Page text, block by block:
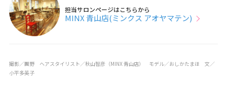
担当サロンページはこちらから
MINX 青山店(ミンクス アオヤマテン)
撮影／團野 ヘアスタイリスト／秋山智彦（MINX青山店） モデル／おしかたまほ 文／
小平多英子